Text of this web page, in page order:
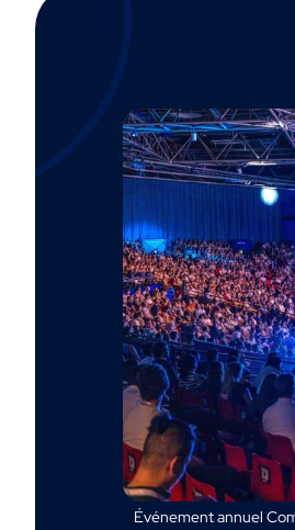
Événement annuel